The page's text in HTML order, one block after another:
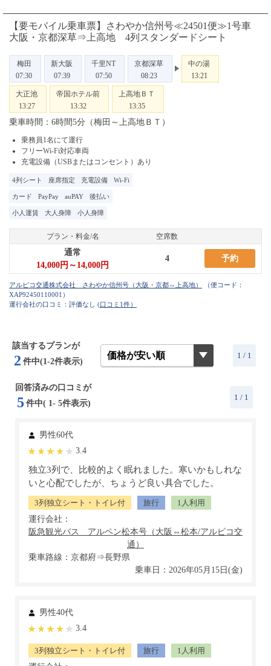
【要モバイル乗車票】さわやか信州号≪24501便≫1号車
大阪・京都深草⇒上高地 4列スタンダードシート
（便コード：
XAP92450110001 ）
運行会社の口コミ：評価なし (口コミ1件）
梅田
07:30
新大阪
07:39
千里NT
07:50
京都深草
08:23
中の湯
13:21
大正池
13:27
帝国ホテル前
13:32
上高地ＢＴ
13:35
乗車時間：6時間5分（梅田～上高地ＢＴ）
4列シート 座席指定 充電設備 Wi-Fi
乗務員1名にて運行
フリーWi-Fi対応車両
充電設備（USBまたはコンセント）あり
カード PayPay auPAY 後払い
小人運賃 大人身障 小人身障
プラン・料金/名 空席数
通常
14,000円～14,000円
4 予約
該当するプランが
2 件中(1-2件表示)
1 / 1
回答済みの口コミが
5 件中( 1- 5件表示)
1 / 1
男性60代
3.4
独立3列で、比較的よく眠れました。寒いかもしれな
いと心配でしたが、ちょうど良い具合でした。
3列独立シート・トイレ付 旅行
1人利用
運行会社：
乗車路線：京都府⇒長野県
乗車日：2026年05月15日(金)
男性40代
3.4
3列独立シート・トイレ付 旅行
1人利用